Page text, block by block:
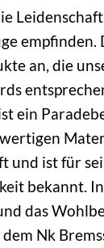
empfinden.
an, die
ein
und ist für
bekannt.
das
Nk